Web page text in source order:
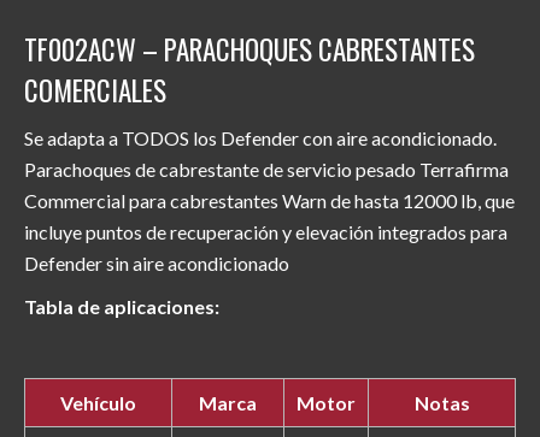
TF002ACW – PARACHOQUES CABRESTANTES
COMERCIALES
Se adapta a TODOS los Defender con aire acondicionado.
Parachoques de cabrestante de servicio pesado Terrafirma
Commercial para cabrestantes Warn de hasta 12000 lb, que
incluye puntos de recuperación y elevación integrados para
Defender sin aire acondicionado
Tabla de aplicaciones:
Vehículo Marca Motor Notas